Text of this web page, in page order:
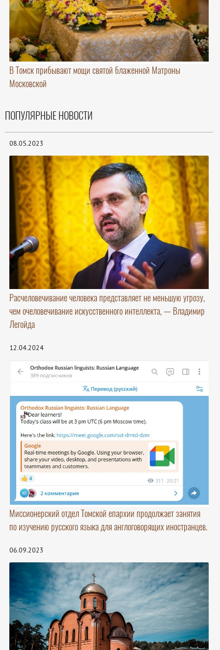
В Томск прибывают мощи святой блаженной Матроны
Московской
ПОПУЛЯРНЫЕ НОВОСТИ
08.05.2023
Расчеловечивание человека представляет не меньшую угрозу,
чем очеловечивание искусственного интеллекта, — Владимир
Легойда
12.04.2024
Миссионерский отдел Томской епархии продолжает занятия
по изучению русского языка для англоговорящих иностранцев.
06.09.2023